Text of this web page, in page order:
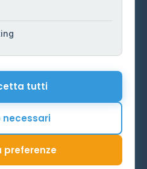
tutti
necessari
preferenze